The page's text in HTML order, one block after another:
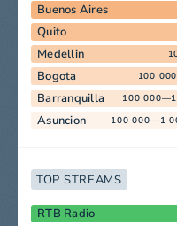
Buenos Aires
Quito
Medellin
Bogota 100
Barranquilla 100
Asuncion 100 000—1
TOP STREAMS
RTB Radio